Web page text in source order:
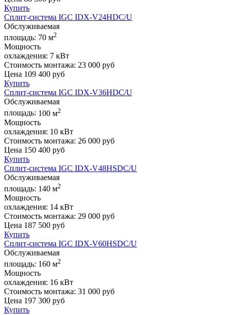
Купить
Сплит-система IGC IDХ-V24HDC/U
Обслуживаемая
площадь: 70 м2
Мощность
охлаждения: 7 кВт
Стоимость монтажа: 23 000 руб
Цена 109 400 руб
Купить
Сплит-система IGC IDХ-V36HDC/U
Обслуживаемая
площадь: 100 м2
Мощность
охлаждения: 10 кВт
Стоимость монтажа: 26 000 руб
Цена 150 400 руб
Купить
Сплит-система IGC IDХ-V48HSDC/U
Обслуживаемая
площадь: 140 м2
Мощность
охлаждения: 14 кВт
Стоимость монтажа: 29 000 руб
Цена 187 500 руб
Купить
Сплит-система IGC IDХ-V60HSDC/U
Обслуживаемая
площадь: 160 м2
Мощность
охлаждения: 16 кВт
Стоимость монтажа: 31 000 руб
Цена 197 300 руб
Купить